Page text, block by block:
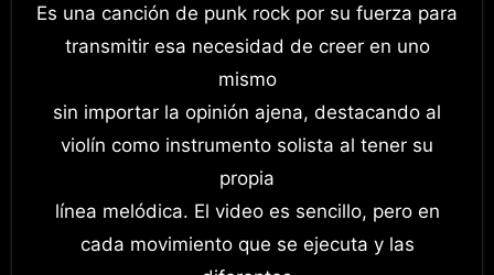
Es una canción de punk rock por su fuerza para
transmitir esa necesidad de creer en uno
mismo
sin importar la opinión ajena, destacando al
violín como instrumento solista al tener su
propia
línea melódica. El video es sencillo, pero en
cada movimiento que se ejecuta y las